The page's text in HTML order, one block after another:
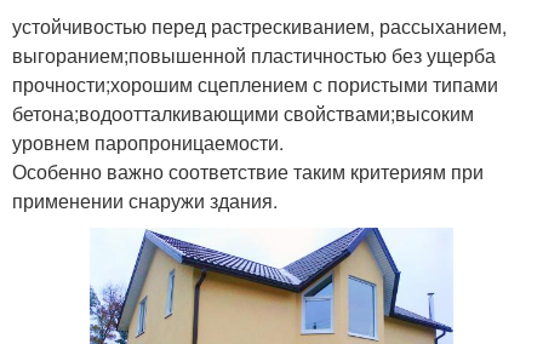
устойчивостью перед растрескиванием, рассыханием,
выгоранием;повышенной пластичностью без ущерба
прочности;хорошим сцеплением с пористыми типами
бетона;водоотталкивающими свойствами;высоким
уровнем паропроницаемости.
Особенно важно соответствие таким критериям при
применении снаружи здания.